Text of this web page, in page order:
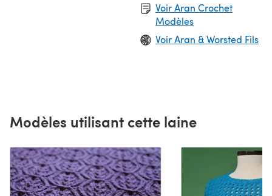
Voir Aran Crochet
Modèles
Voir Aran & Worsted Fils
Modèles utilisant cette laine